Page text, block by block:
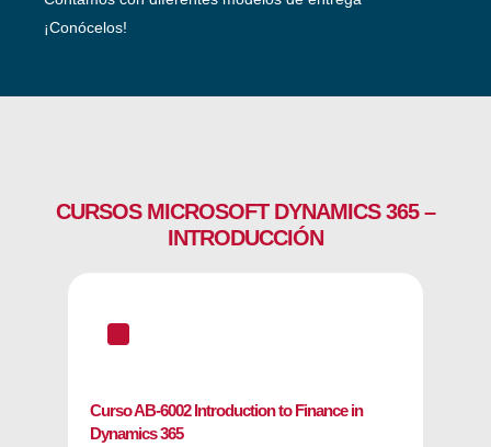
¡Conócelos!
CURSOS MICROSOFT DYNAMICS 365 –
INTRODUCCIÓN
^
Curso AB-6002 Introduction to Finance in
Dynamics 365